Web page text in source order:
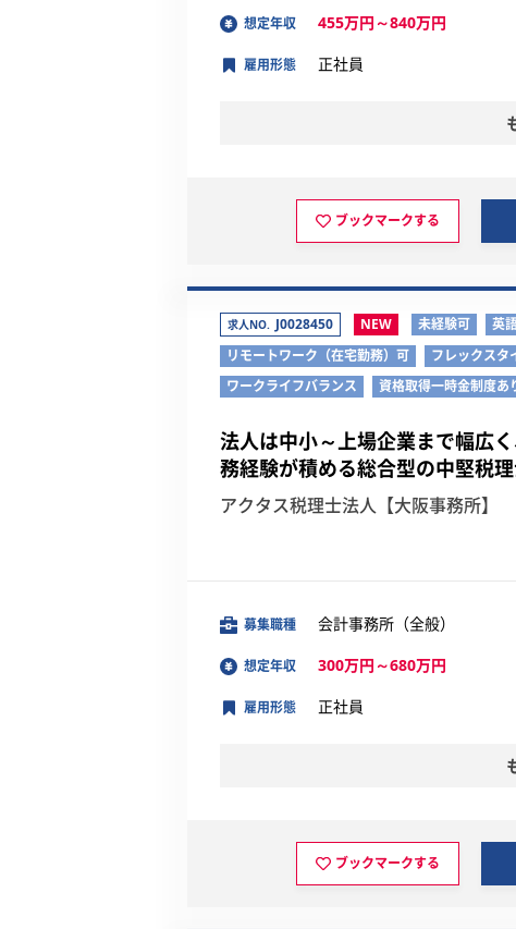
想定年収 455万円～840万円
雇用形態 正社員
ブックマークする
求人NO. J0028450 NEW 未経験可 英
リモートワーク（在宅勤務）可
フレックスタ
ワークライフバランス
資格取得一時金制度あ
法人は中小～上場企業まで幅広
務経験が積める総合型の中堅税理
アクタス税理士法人【大阪事務所】
募集職種 会計事務所（全般）
想定年収 300万円～680万円
雇用形態 正社員
ブックマークする